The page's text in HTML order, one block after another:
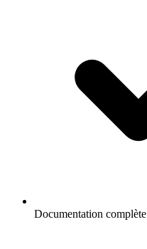
Documentation complète